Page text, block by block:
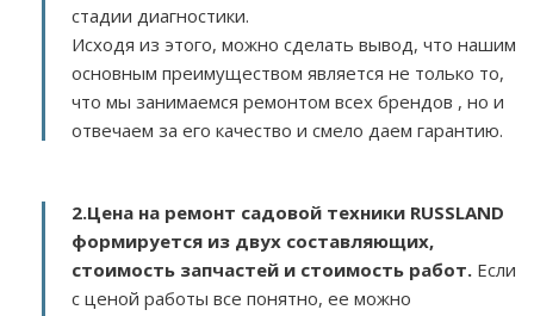
стадии диагностики.
Исходя из этого, можно сделать вывод, что нашим
основным преимуществом является не только то,
что мы занимаемся ремонтом всех брендов , но и
отвечаем за его качество и смело даем гарантию.
2.Цена на ремонт садовой техники RUSSLAND
формируется из двух составляющих,
стоимость запчастей и стоимость работ. Если
с ценой работы все понятно, ее можно